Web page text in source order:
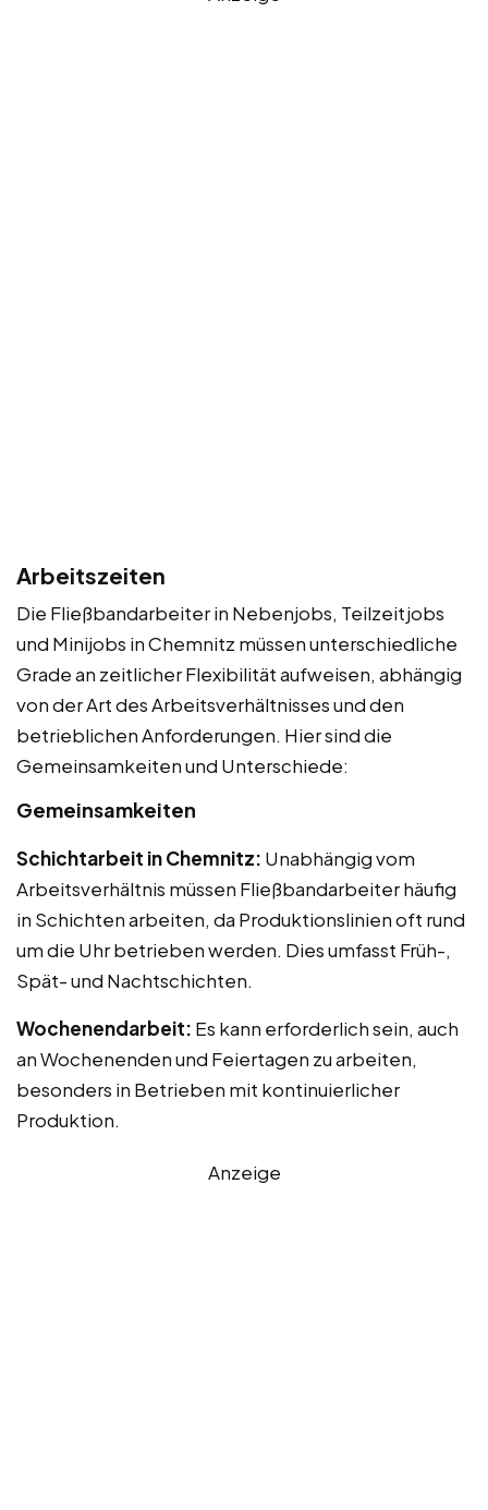
Arbeitszeiten
Die Fließbandarbeiter in Nebenjobs, Teilzeitjobs
und Minijobs in Chemnitz müssen unterschiedliche
Grade an zeitlicher Flexibilität aufweisen, abhängig
von der Art des Arbeitsverhältnisses und den
betrieblichen Anforderungen. Hier sind die
Gemeinsamkeiten und Unterschiede:
Gemeinsamkeiten
Schichtarbeit in Chemnitz: Unabhängig vom
Arbeitsverhältnis müssen Fließbandarbeiter häufig
in Schichten arbeiten, da Produktionslinien oft rund
um die Uhr betrieben werden. Dies umfasst Früh-,
Spät- und Nachtschichten.
Wochenendarbeit: Es kann erforderlich sein, auch
an Wochenenden und Feiertagen zu arbeiten,
besonders in Betrieben mit kontinuierlicher
Produktion.
Anzeige